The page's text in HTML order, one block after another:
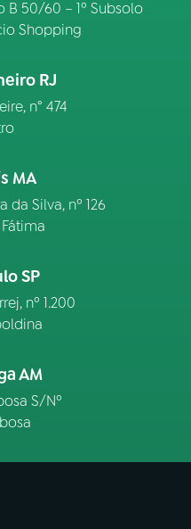
B 50/60 – 1º Subsolo
Shopping
RJ
n° 474
MA
da Silva, nº 126
SP
nº 1.200
AM
S/Nº